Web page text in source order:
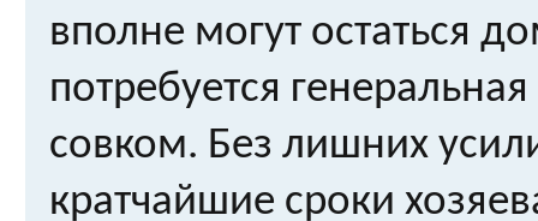
вполне могут остаться
потребуется
совком. Без лишних
кратчайшие сроки